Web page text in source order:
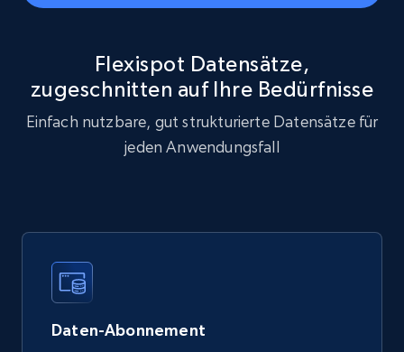
Naver products
URL, Product id, Title, Original price, Final price,
Discount rate, Currency, Description, and more.
URL, Product id, Title, Final price, Initial price,
Flexispot Datensätze,
zugeschnitten auf Ihre Bedürfnisse
Einfach nutzbare, gut strukturierte Datensätze für
jeden Anwendungsfall
Daten-Abonnement